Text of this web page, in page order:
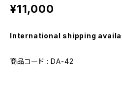
¥11,000
International shipping
商品コード : DA-42